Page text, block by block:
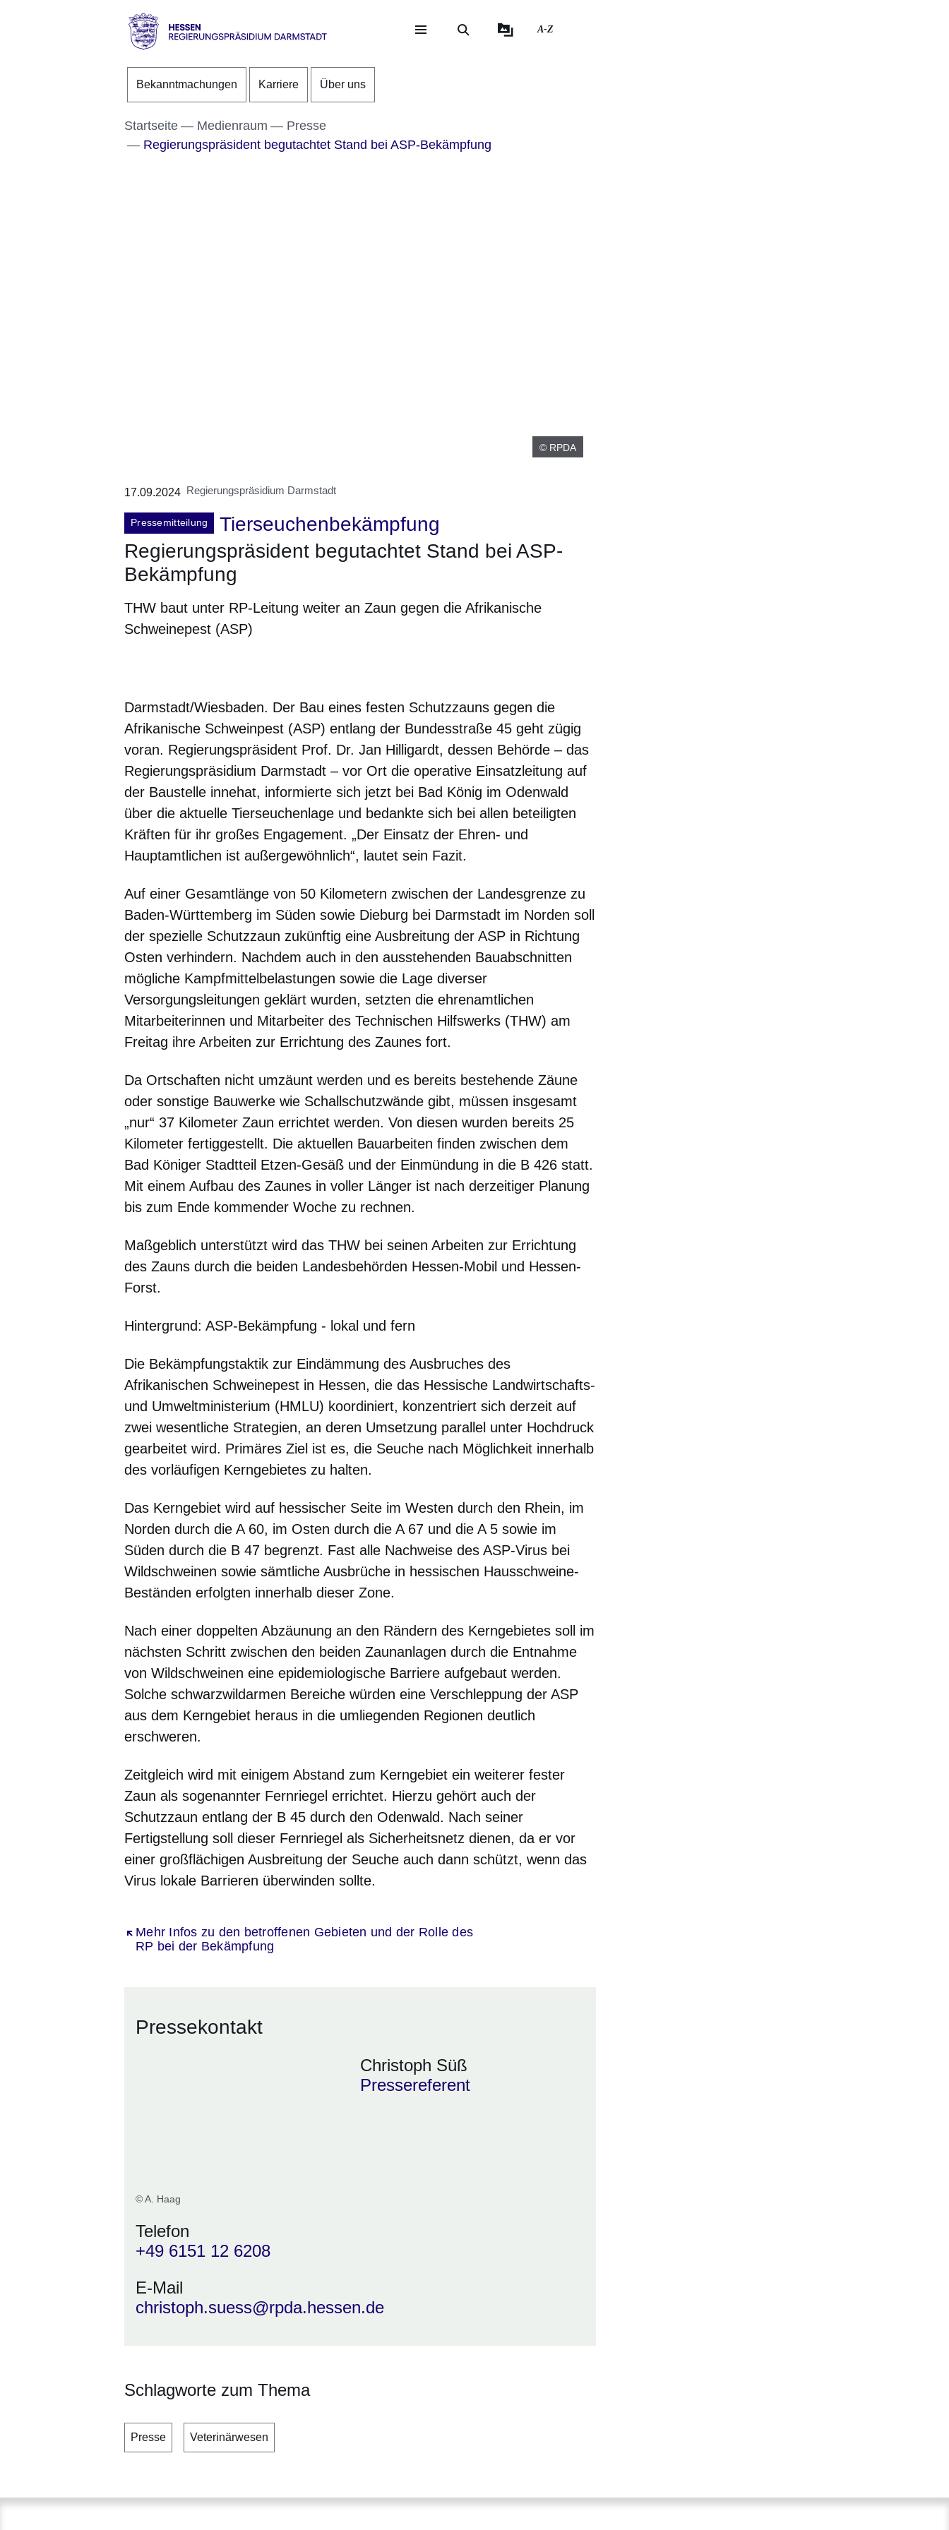
Direkt zum Kopf der Seite
Direkt zum Inhalt
Direkt zum Fuß der Seite
RP
A-Z
Bekanntmachungen Karriere Über uns
Startseite Medienraum
Presse
Regierungspräsident begutachtet Stand bei ASP-Bekämpfung
© RPDA
17.09.2024 Regierungspräsidium Darmstadt
Pressemitteilung
Tierseuchenbekämpfung
Regierungspräsident begutachtet Stand bei ASP-
Bekämpfung
THW baut unter RP-Leitung weiter an Zaun gegen die Afrikanische
Schweinepest (ASP)
Darmstadt/Wiesbaden. Der Bau eines festen Schutzzauns gegen die
Afrikanische Schweinpest (ASP) entlang der Bundesstraße 45 geht zügig
voran. Regierungspräsident Prof. Dr. Jan Hilligardt, dessen Behörde – das
Regierungspräsidium Darmstadt – vor Ort die operative Einsatzleitung auf
der Baustelle innehat, informierte sich jetzt bei Bad König im Odenwald
über die aktuelle Tierseuchenlage und bedankte sich bei allen beteiligten
Kräften für ihr großes Engagement. „Der Einsatz der Ehren- und
Hauptamtlichen ist außergewöhnlich“, lautet sein Fazit.
Auf einer Gesamtlänge von 50 Kilometern zwischen der Landesgrenze zu
Baden-Württemberg im Süden sowie Dieburg bei Darmstadt im Norden soll
der spezielle Schutzzaun zukünftig eine Ausbreitung der ASP in Richtung
Osten verhindern. Nachdem auch in den ausstehenden Bauabschnitten
mögliche Kampfmittelbelastungen sowie die Lage diverser
Versorgungsleitungen geklärt wurden, setzten die ehrenamtlichen
Mitarbeiterinnen und Mitarbeiter des Technischen Hilfswerks (THW) am
Freitag ihre Arbeiten zur Errichtung des Zaunes fort.
Da Ortschaften nicht umzäunt werden und es bereits bestehende Zäune
oder sonstige Bauwerke wie Schallschutzwände gibt, müssen insgesamt
„nur“ 37 Kilometer Zaun errichtet werden. Von diesen wurden bereits 25
Kilometer fertiggestellt. Die aktuellen Bauarbeiten finden zwischen dem
Bad Königer Stadtteil Etzen-Gesäß und der Einmündung in die B 426 statt.
Mit einem Aufbau des Zaunes in voller Länger ist nach derzeitiger Planung
bis zum Ende kommender Woche zu rechnen.
Maßgeblich unterstützt wird das THW bei seinen Arbeiten zur Errichtung
des Zauns durch die beiden Landesbehörden Hessen-Mobil und Hessen-
Forst.
Hintergrund: ASP-Bekämpfung - lokal und fern
Die Bekämpfungstaktik zur Eindämmung des Ausbruches des
Afrikanischen Schweinepest in Hessen, die das Hessische Landwirtschafts-
und Umweltministerium (HMLU) koordiniert, konzentriert sich derzeit auf
zwei wesentliche Strategien, an deren Umsetzung parallel unter Hochdruck
gearbeitet wird. Primäres Ziel ist es, die Seuche nach Möglichkeit innerhalb
des vorläufigen Kerngebietes zu halten.
Das Kerngebiet wird auf hessischer Seite im Westen durch den Rhein, im
Norden durch die A 60, im Osten durch die A 67 und die A 5 sowie im
Süden durch die B 47 begrenzt. Fast alle Nachweise des ASP-Virus bei
Wildschweinen sowie sämtliche Ausbrüche in hessischen Hausschweine-
Beständen erfolgten innerhalb dieser Zone.
Nach einer doppelten Abzäunung an den Rändern des Kerngebietes soll im
nächsten Schritt zwischen den beiden Zaunanlagen durch die Entnahme
von Wildschweinen eine epidemiologische Barriere aufgebaut werden.
Solche schwarzwildarmen Bereiche würden eine Verschleppung der ASP
aus dem Kerngebiet heraus in die umliegenden Regionen deutlich
erschweren.
Zeitgleich wird mit einigem Abstand zum Kerngebiet ein weiterer fester
Zaun als sogenannter Fernriegel errichtet. Hierzu gehört auch der
Schutzzaun entlang der B 45 durch den Odenwald. Nach seiner
Fertigstellung soll dieser Fernriegel als Sicherheitsnetz dienen, da er vor
einer großflächigen Ausbreitung der Seuche auch dann schützt, wenn das
Virus lokale Barrieren überwinden sollte.
Mehr Infos zu den betroffenen Gebieten und der Rolle des
RP bei der Bekämpfung
Öffnet sich in einem neuen Fenster
Pressekontakt
© A. Haag
Christoph Süß
Pressereferent
Telefon
+49 6151 12 6208
E-Mail
christoph.suess@rpda.hessen.de
Schlagworte zum Thema
Presse Veterinärwesen